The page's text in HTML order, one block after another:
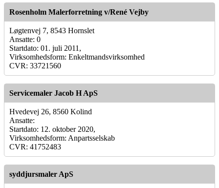
Rosenholm Malerforretning v/René Vejby
Løgtenvej 7, 8543 Hornslet
Ansatte: 0
Startdato: 01. juli 2011,
Virksomhedsform: Enkeltmandsvirksomhed
CVR: 33721560
Servicemaler Jacob H ApS
Hvedevej 26, 8560 Kolind
Ansatte:
Startdato: 12. oktober 2020,
Virksomhedsform: Anpartsselskab
CVR: 41752483
syddjursmaler ApS